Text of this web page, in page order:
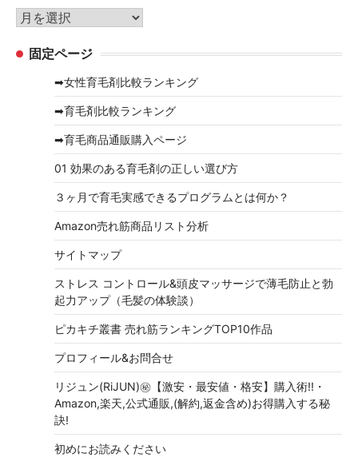
リ
ー
ア
カ 固定ページ
➡女性育毛剤比較ランキング
➡育毛剤比較ランキング
➡育毛商品通販購入ページ
01 効果のある育毛剤の正しい選び方
３ヶ月で育毛実感できるプログラムとは何か？
Amazon売れ筋商品リスト分析
サイトマップ
ストレス コントロール&頭皮マッサージで薄毛防止と勃
起力アップ（毛髪の体験談）
ピカキチ叢書 売れ筋ランキングTOP10作品
プロフィール&お問合せ
リジュン(RiJUN)㊙【激安・最安値・格安】購入術!!・
Amazon,楽天,公式通販,(解約,返金含め)お得購入する秘
訣!
初めにお読みください